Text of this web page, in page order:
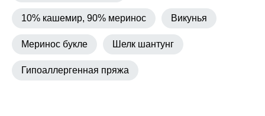
10% кашемир, 90% меринос Викунья
Меринос букле Шелк шантунг
Гипоаллергенная пряжа